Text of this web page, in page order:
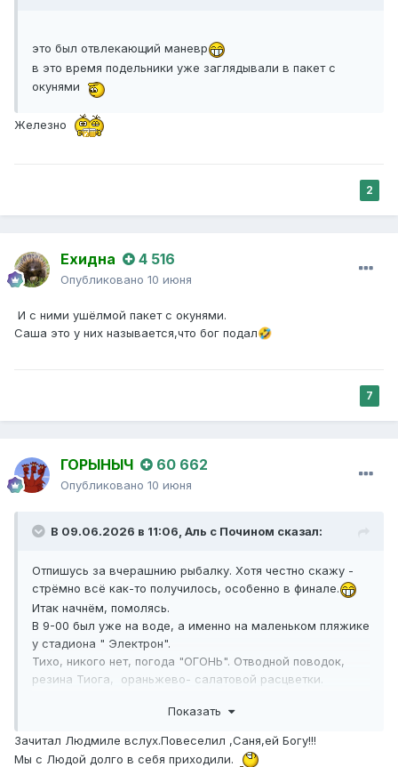
это был отвлекающий маневр
в это время подельники уже заглядывали в пакет с
окунями
Железно
2
Ехидна 4 516
Опубликовано 10 июня
И с ними ушёлмой пакет с окунями.
Саша это у них называется,что бог подал🤣
7
ГОРЫНЫЧ 60 662
Опубликовано 10 июня
В 09.06.2026 в 11:06, Аль с Почином сказал:
Отпишусь за вчерашнию рыбалку. Хотя честно скажу -
стрёмно всё как-то получилось, особенно в финале.
Итак начнём, помолясь.
В 9-00 был уже на воде, а именно на маленьком пляжике
у стадиона " Электрон".
Тихо, никого нет, погода "ОГОНЬ". Отводной поводок,
резина Тиога, ораньжево- салатовой расцветки.
почти на бровку фарватера реки. Но клёв есть и это
Показать
Зачитал Людмиле вслух.Повеселил ,Саня,ей Богу!!!
Мы с Людой долго в себя приходили.